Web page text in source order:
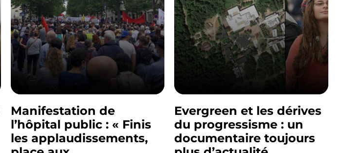
Manifestation de
l’hôpital public : « Finis
les applaudissements,
Evergreen et les dérives
du progressisme : un
documentaire toujours